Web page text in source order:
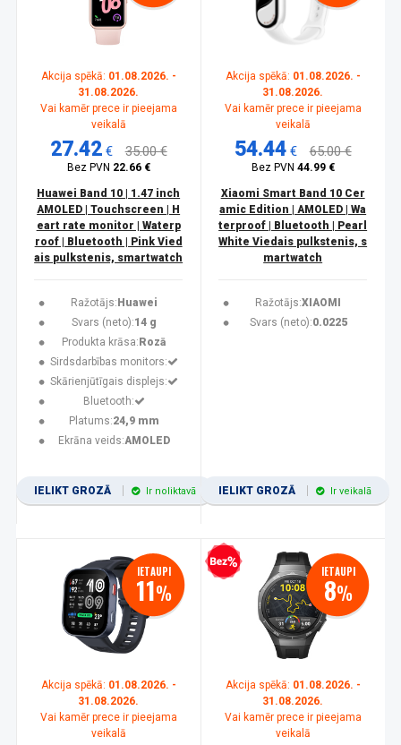
Akcija spēkā: 01.08.2026. -
31.08.2026.
Vai kamēr prece ir pieejama
veikalā
27.42 € 35.00 €
Bez PVN 22.66 €
Huawei Band 10 | 1.47 inch
AMOLED | Touchscreen | H
eart rate monitor | Waterp
roof | Bluetooth | Pink Vied
ais pulkstenis, smartwatch
Ražotājs: Huawei
Svars (neto):14 g
Produkta krāsa: Rozā
Sirdsdarbības monitors:
Skārienjūtīgais displejs:
Bluetooth:
Platums:24,9 mm
Ekrāna veids:AMOLED
IELIKT GROZĀ Ir noliktavā
Akcija spēkā: 01.08.2026. -
31.08.2026.
Vai kamēr prece ir pieejama
veikalā
54.44 € 65.00 €
Bez PVN 44.99 €
Xiaomi Smart Band 10 Cer
amic Edition | AMOLED | Wa
terproof | Bluetooth | Pearl
White Viedais pulkstenis, s
martwatch
Ražotājs:XIAOMI
Svars (neto):0.0225
IELIKT GROZĀ Ir veikalā
IETAUPI
11%
Akcija spēkā: 01.08.2026. -
31.08.2026.
Vai kamēr prece ir pieejama
veikalā
Bezprocentu kredīts IETAUPI
8%
Akcija spēkā: 01.08.2026. -
31.08.2026.
Vai kamēr prece ir pieejama
veikalā